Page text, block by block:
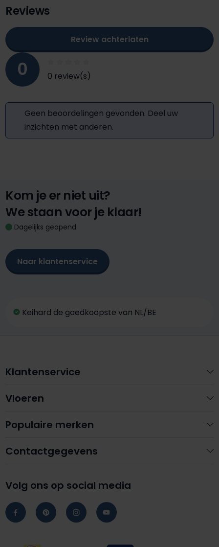
Reviews
0 0 review(s)
Review achterlaten
Geen beoordelingen gevonden. Deel uw
inzichten met anderen.
Kom je er niet uit?
We staan voor je klaar!
Dagelijks geopend
Naar klantenservice
Keihard de goedkoopste van NL/BE
Contactgegevens
Volg ons op social media
Klantenservice
Vloeren
Populaire merken